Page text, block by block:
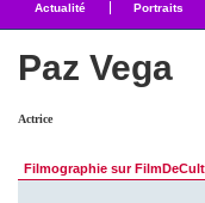
Actualité Portraits
Paz Vega
Actrice
Filmographie sur